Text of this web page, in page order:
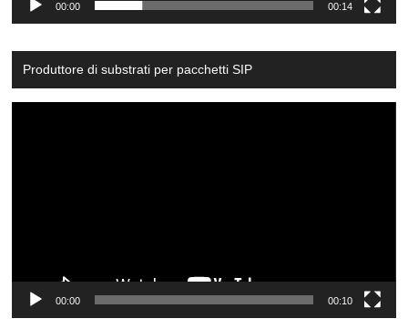
00:00 00:14
Produttore di substrati per pacchetti SIP
00:00 00:10